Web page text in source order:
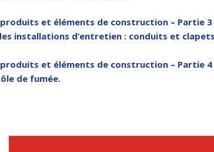
et éléments de construction – Partie
installations d’entretien : conduits et
et éléments de construction – Partie
de fumée.